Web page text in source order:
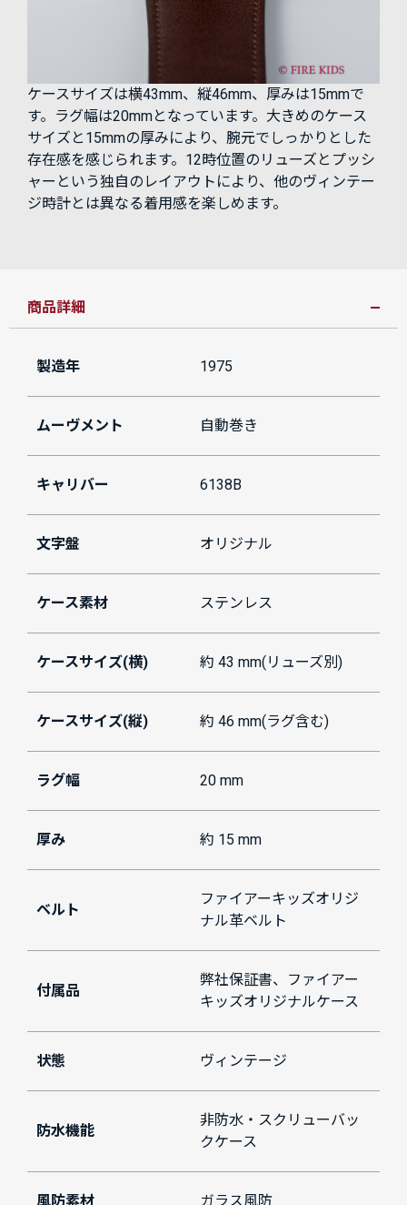
ケースサイズは横43mm、縦46mm、厚みは15mmで
す。ラグ幅は20mmとなっています。大きめのケース
サイズと15mmの厚みにより、腕元でしっかりとした
存在感を感じられます。12時位置のリューズとプッシ
ャーという独自のレイアウトにより、他のヴィンテー
ジ時計とは異なる着用感を楽しめます。
商品詳細
製造年 1975
ムーヴメント 自動巻き
キャリバー 6138B
文字盤 オリジナル
ケース素材 ステンレス
ケースサイズ(横) 約 43 mm(リューズ別)
ケースサイズ(縦) 約 46 mm(ラグ含む)
ラグ幅 20 mm
厚み 約 15 mm
ベルト
ファイアーキッズオリジ
ナル革ベルト
付属品
弊社保証書、ファイアー
キッズオリジナルケース
状態 ヴィンテージ
防水機能
非防水・スクリューバッ
クケース
風防素材 ガラス風防